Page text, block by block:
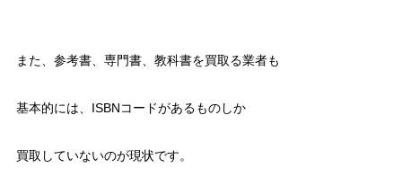
また、参考書、専門書、教科書を買取る業者も
基本的には、ISBNコードがあるものしか
買取していないのが現状です。